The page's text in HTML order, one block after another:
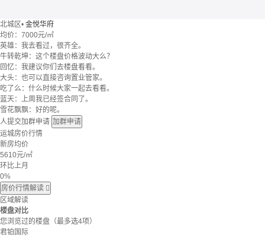
北城区• 金悦华府
均价： 7000元/㎡
英雄：我去看过，很齐全。
牛转乾坤：这个楼盘价格波动大么？
回忆：我建议你们去楼盘看看。
大头：也可以直接咨询置业管家。
吃了么：什么时候大家一起去看看。
蓝天：上周我已经签合同了。
雪花飘飘：好的呢。
人提交加群申请 加群申请
运城房价行情
新房均价
5610元/㎡
环比上月
0%
房价行情解读 
区域解读
楼盘对比
您浏览过的楼盘 （最多选4项）
君铂国际